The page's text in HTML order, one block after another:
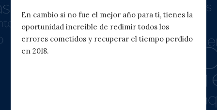
En cambio si no fue el mejor año para ti, tienes la
oportunidad increíble de redimir todos los
errores cometidos y recuperar el tiempo perdido
en 2018.